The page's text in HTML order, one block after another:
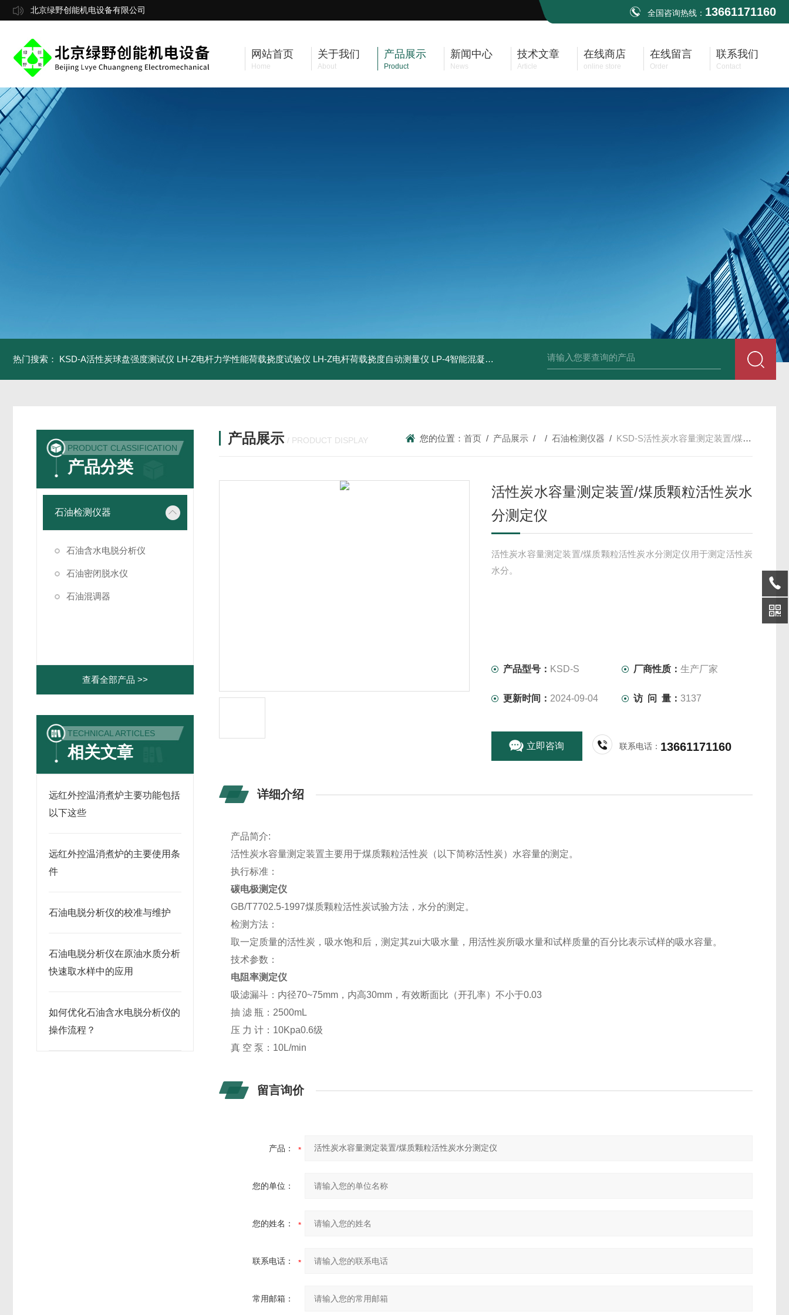
北京绿野创能机电设备有限公司 全国咨询热线： 13661171160
网站首页
Home
关于我们
About
产品展示
Product
新闻中心
News
技术文章
Article
在线商店
online store
在线留言
Order
联系我们
Contact
热门搜索： KSD-A活性炭球盘强度测试仪 LH-Z电杆力学性能荷载挠度试验仪 LH-Z电杆荷载挠度自动测量仪 LP-4智能混凝土电杆检测系统 LP-4混凝土电杆检测仪 LW-4电杆荷载挠度自动测量仪（无线
PRODUCT CLASSIFICATION
产品分类
石油检测仪器
石油含水电脱分析仪
石油密闭脱水仪
石油混调器
查看全部产品 >>
TECHNICAL ARTICLES
相关文章
远红外控温消煮炉主要功能包括
以下这些
远红外控温消煮炉的主要使用条
件
石油电脱分析仪的校准与维护
石油电脱分析仪在原油水质分析
快速取水样中的应用
如何优化石油含水电脱分析仪的
操作流程？
产品展示 / PRODUCT DISPLAY 您的位置：首页 / 产品展示 / /石油检测仪器 / KSD-S活性炭水容量测定装置/煤质颗粒活性炭水分测定仪
活性炭水容量测定装置/煤质颗粒活性炭水
分测定仪
活性炭水容量测定装置/煤质颗粒活性炭水分测定仪用于测定活性炭
水分。
产品型号： KSD-S 厂商性质：生产厂家
更新时间： 2024-09-04 访 问 量：3137
立即咨询 联系电话： 13661171160
详细介绍
产品简介:
活性炭水容量测定装置主要用于煤质颗粒活性炭（以下简称活性炭）水容量的测定。
执行标准：
碳电极测定仪
GB/T7702.5-1997煤质颗粒活性炭试验方法，水分的测定。
检测方法：
取一定质量的活性炭，吸水饱和后，测定其zui大吸水量，用活性炭所吸水量和试样质量的百分比表示试样的吸水容量。
技术参数：
电阻率测定仪
吸滤漏斗：内径70~75mm，内高30mm，有效断面比（开孔率）不小于0.03
抽 滤 瓶：2500mL
压 力 计：10Kpa0.6级
真 空 泵：10L/min
留言询价
产品：
您的单位：
您的姓名：
联系电话：
常用邮箱：